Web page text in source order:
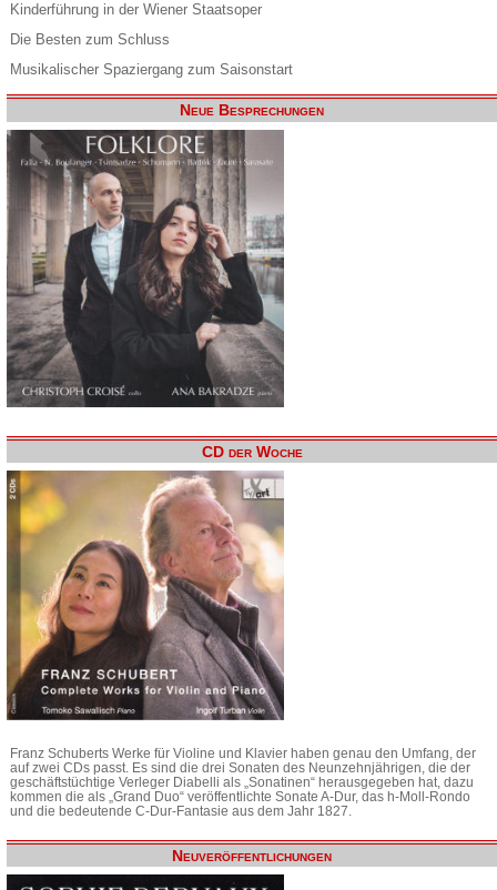
Kinderführung in der Wiener Staatsoper
Die Besten zum Schluss
Musikalischer Spaziergang zum Saisonstart
Neue Besprechungen
CD der Woche
Franz Schuberts Werke für Violine und Klavier haben genau den Umfang, der
auf zwei CDs passt. Es sind die drei Sonaten des Neunzehnjährigen, die der
geschäftstüchtige Verleger Diabelli als „Sonatinen“ herausgegeben hat, dazu
kommen die als „Grand Duo“ veröffentlichte Sonate A-Dur, das h-Moll-Rondo
und die bedeutende C-Dur-Fantasie aus dem Jahr 1827.
Neuveröffentlichungen